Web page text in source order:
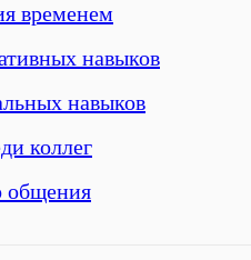
временем
навыков
навыков
коллег
общения